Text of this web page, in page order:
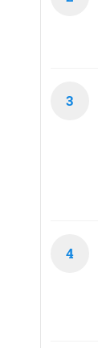
3
4